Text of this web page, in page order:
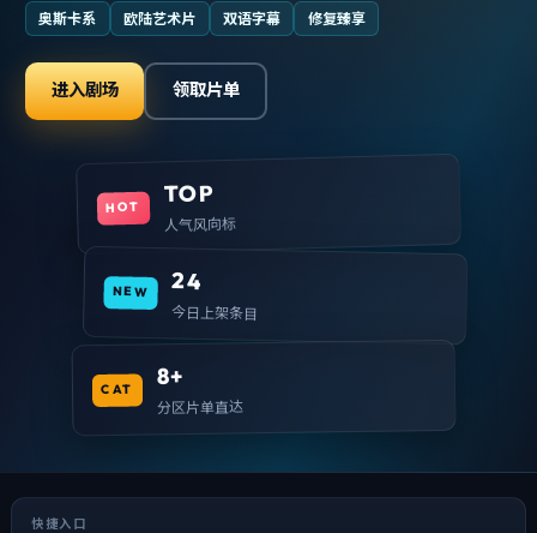
奥斯卡系 欧陆艺术片 双语字幕 修复臻享
进入剧场 领取片单
HOT TOP
人气风向标
NEW 24
今日上架条目
CAT 8+
分区片单直达
快捷入口